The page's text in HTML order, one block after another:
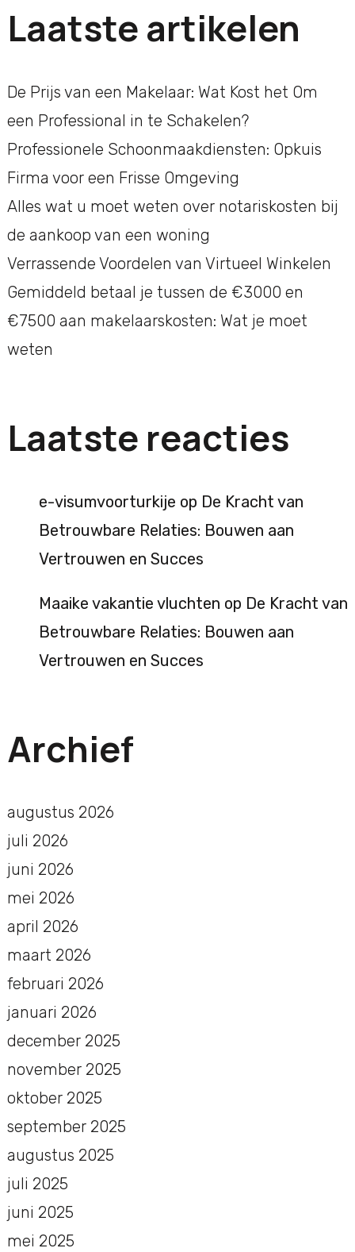
Laatste artikelen
De Prijs van een Makelaar: Wat Kost het Om
een Professional in te Schakelen?
Professionele Schoonmaakdiensten: Opkuis
Firma voor een Frisse Omgeving
Alles wat u moet weten over notariskosten bij
de aankoop van een woning
Verrassende Voordelen van Virtueel Winkelen
Gemiddeld betaal je tussen de €3000 en
€7500 aan makelaarskosten: Wat je moet
weten
Laatste reacties
e-visumvoorturkije op De Kracht van
Betrouwbare Relaties: Bouwen aan
Vertrouwen en Succes
Maaike vakantie vluchten op De Kracht van
Betrouwbare Relaties: Bouwen aan
Vertrouwen en Succes
Archief
augustus 2026
juli 2026
juni 2026
mei 2026
april 2026
maart 2026
februari 2026
januari 2026
december 2025
november 2025
oktober 2025
september 2025
augustus 2025
juli 2025
juni 2025
mei 2025